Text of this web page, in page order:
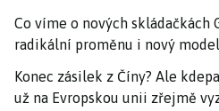
Co víme o nových skládačkách
radikální proměnu i nový model
Konec zásilek z Číny? Ale
už na Evropskou unii zřejmě